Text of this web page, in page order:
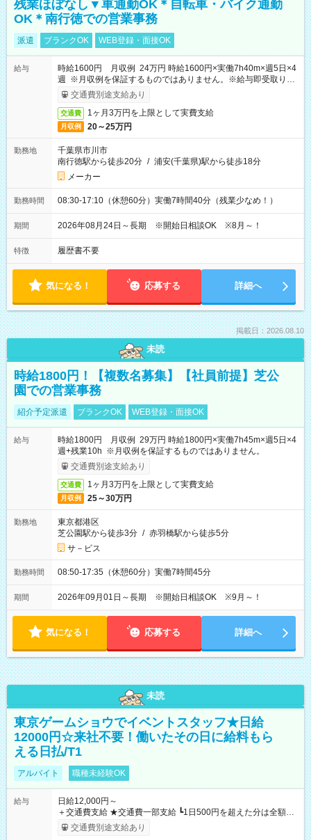
残業ほぼなし▼車通勤OK＊自転車・バイク通勤
OK＊南行徳での営業事務
派遣 ブランクOK WEB登録・面接OK
給与
時給1600円 月収例 24万円 時給1600円×実働7h40m×週5日×4
週 ※月収例を保証するものではありません。※給与即受取りサ
ービス利用可（利用条件有）
交通費別途支給あり
交通費 1ヶ月3万円を上限として実費支給
月収例 20～25万円
勤務地
千葉県市川市
南行徳駅から徒歩20分 / 浦安(千葉県)駅から徒歩18分
メーカー
勤務時間 08:30-17:10（休憩60分）実働7時間40分（残業少なめ！）
期間 2026年08月24日～長期 ※開始日相談OK ※8月～！
特徴 履歴書不要
気になる！ 応募する 詳細へ
掲載日：2026.08.10
未読
時給1800円！【複数名募集】【社員前提】芝公
園での営業事務
紹介予定派遣 ブランクOK WEB登録・面接OK
給与
時給1800円 月収例 29万円 時給1800円×実働7h45m×週5日×4
週+残業10h ※月収例を保証するものではありません。
交通費別途支給あり
交通費 1ヶ月3万円を上限として実費支給
月収例 25～30万円
勤務地
東京都港区
芝公園駅から徒歩3分 / 赤羽橋駅から徒歩5分
サ－ビス
勤務時間 08:50-17:35（休憩60分）実働7時間45分
期間 2026年09月01日～長期 ※開始日相談OK ※9月～！
気になる！ 応募する 詳細へ
未読
東京ゲームショウでイベントスタッフ★日給
12000円☆来社不要！働いたその日に給料もら
える日払/T1
アルバイト 職種未経験OK
給与
日給12,000円～
＋交通費支給 ★交通費一部支給 ┗1日500円を超えた分は全額支
給！ ※往復500円以内の方は自己負担となります ★日払いOK！
（規定あり） ┗働いたその日に現金GET♪ お仕事後はコンビニ
交通費別途支給あり